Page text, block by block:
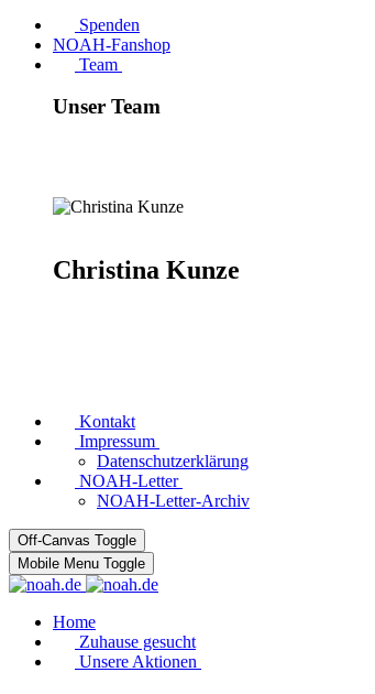
Spenden
NOAH-Fanshop
Team
Unser Team
Christina Kunze
Kontakt
Impressum
Datenschutzerklärung
NOAH-Letter
NOAH-Letter-Archiv
Off-Canvas Toggle
Mobile Menu Toggle
Home
Zuhause gesucht
Unsere Aktionen